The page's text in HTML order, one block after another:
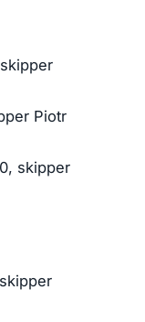
Piotr
skipper